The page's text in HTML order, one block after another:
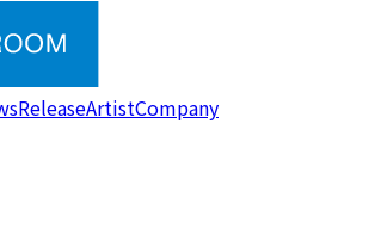
ReleaseArtistCompany